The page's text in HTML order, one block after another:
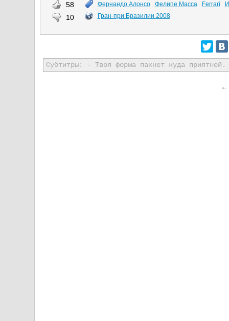
58
10
Фернандо Алонсо Фелипе Масса Ferrari
Гран-при Бразилии 2008
Субтитры: - Твоя форма пахнет куда приятней.